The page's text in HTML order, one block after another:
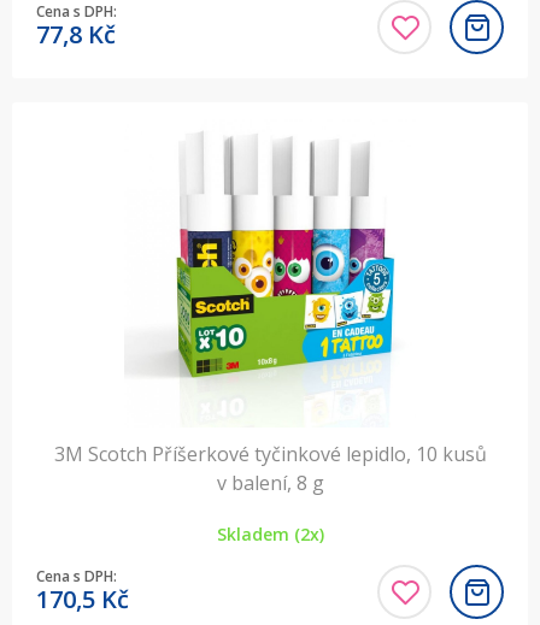
Cena s DPH:
77,8 Kč
3M Scotch Příšerkové tyčinkové lepidlo, 10 kusů
v balení, 8 g
Skladem (2x)
Cena s DPH:
170,5 Kč